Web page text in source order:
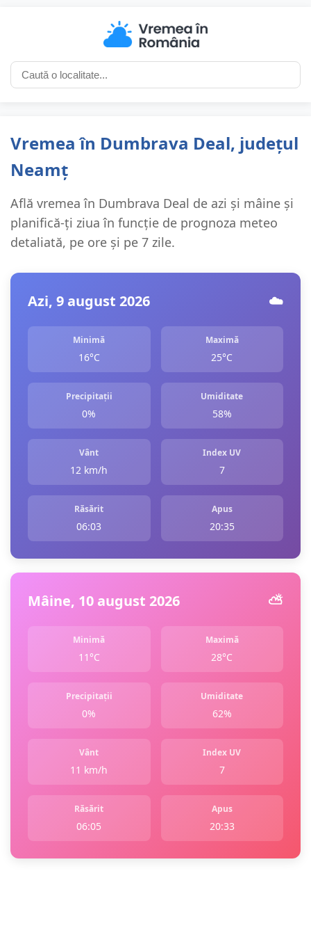
Vremea în Dumbrava Deal, județul
Neamț
Află vremea în Dumbrava Deal de azi și mâine și
planifică-ți ziua în funcție de prognoza meteo
detaliată, pe ore și pe 7 zile.
Azi, 9 august 2026 ☁️
Minimă
16°C
Maximă
25°C
Precipitații
0%
Umiditate
58%
Vânt
12 km/h
Index UV
7
Răsărit
06:03
Apus
20:35
Mâine, 10 august 2026 ⛅️
Minimă
11°C
Maximă
28°C
Precipitații
0%
Umiditate
62%
Vânt
11 km/h
Index UV
7
Răsărit
06:05
Apus
20:33